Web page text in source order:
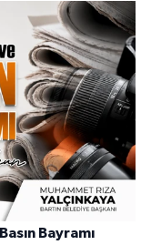
Bayramı